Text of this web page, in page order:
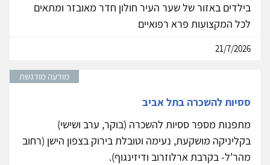
בילדים באזור של שער העיר חולון חדר מאובזר ומתאים
לכל המקצועות פרא רפואיים
21/7/2026
מודעה מודגשת
ססיות להשכרה בתל אביב
מתפנות מספר ססיות להשכרה (בוקר, ערב ושישי)
בקליניקה מושקעת, נעימה וטובלת בירוק בצפון הישן (רחוב
מהר'ל- בקרבת ארלוזרוב ודיזינגוף).